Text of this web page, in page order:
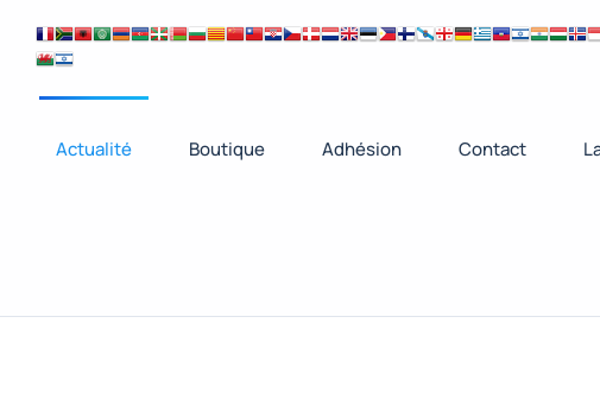
Actualité Boutique Adhésion Contact